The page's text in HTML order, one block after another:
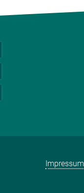
Impressum